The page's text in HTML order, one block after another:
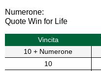
Numerone:
Quote Win for Life
Vincita
10 + Numerone
10